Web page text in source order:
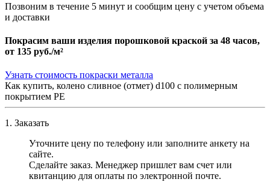
Позвоним в течение 5 минут и сообщим цену с учетом объема
и доставки
Покрасим ваши изделия порошковой краской за 48 часов,
от 135 руб./м²
Узнать стоимость покраски металла
Как купить, колено сливное (отмет) d100 с полимерным
покрытием PE
1. Заказать
Уточните цену по телефону или заполните анкету на
сайте.
Сделайте заказ. Менеджер пришлет вам счет или
квитанцию для оплаты по электронной почте.